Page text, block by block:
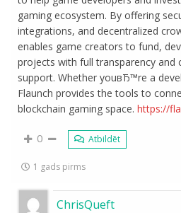
gaming ecosystem. By offering
integrations, and decentralized
enables game creators to fund,
projects with full transparency and
support. Whether youвЂ™re a
Flaunch provides the tools to
blockchain gaming space.https://
0 Atbildēt
1 gads pirms
ChrisQueft